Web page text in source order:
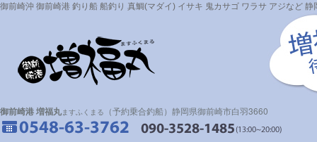
御前崎沖 御前崎港 釣り船 船釣り 真鯛(マダイ) イサキ 鬼カサゴ ワラサ アジなど
御前崎港 増福丸ますふくまる （予約乗合釣船）静岡県御前崎市白羽3660